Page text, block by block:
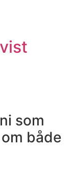
som
både